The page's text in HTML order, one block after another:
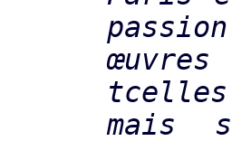
mais